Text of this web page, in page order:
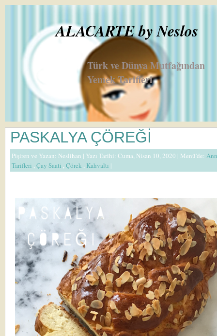
ALACARTE by Neslos
Türk ve Dünya Mutfağından
Yemek Tarifleri
PASKALYA ÇÖREĞİ
Pişiren ve Yazan: Neslihan | Yazı Tarihi: Cuma, Nisan 10, 2020 | Menü'de:
Tarifleri ,Çay Saati ,Çörek , Kahvaltı |